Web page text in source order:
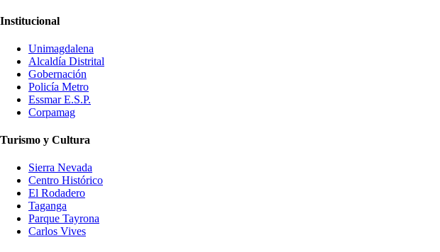
Institucional
Unimagdalena
Alcaldía Distrital
Gobernación
Policía Metro
Essmar E.S.P.
Corpamag
Turismo y Cultura
Sierra Nevada
Centro Histórico
El Rodadero
Taganga
Parque Tayrona
Carlos Vives